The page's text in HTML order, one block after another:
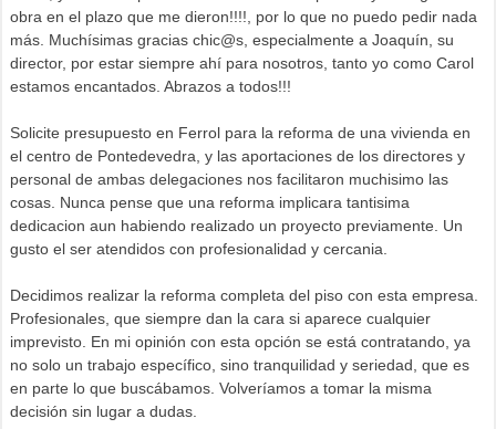
obra en el plazo que me dieron!!!!, por lo que no puedo pedir nada
más. Muchísimas gracias chic@s, especialmente a Joaquín, su
director, por estar siempre ahí para nosotros, tanto yo como Carol
estamos encantados. Abrazos a todos!!!
Solicite presupuesto en Ferrol para la reforma de una vivienda en
el centro de Pontedevedra, y las aportaciones de los directores y
personal de ambas delegaciones nos facilitaron muchisimo las
cosas. Nunca pense que una reforma implicara tantisima
dedicacion aun habiendo realizado un proyecto previamente. Un
gusto el ser atendidos con profesionalidad y cercania.
Decidimos realizar la reforma completa del piso con esta empresa.
Profesionales, que siempre dan la cara si aparece cualquier
imprevisto. En mi opinión con esta opción se está contratando, ya
no solo un trabajo específico, sino tranquilidad y seriedad, que es
en parte lo que buscábamos. Volveríamos a tomar la misma
decisión sin lugar a dudas.